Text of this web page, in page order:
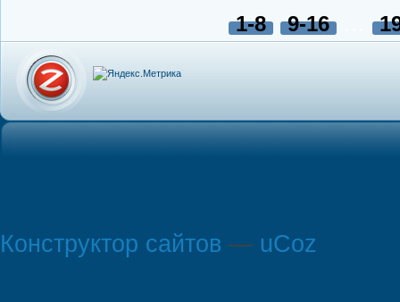
1-8 9-16
Конструктор сайтов — uCoz